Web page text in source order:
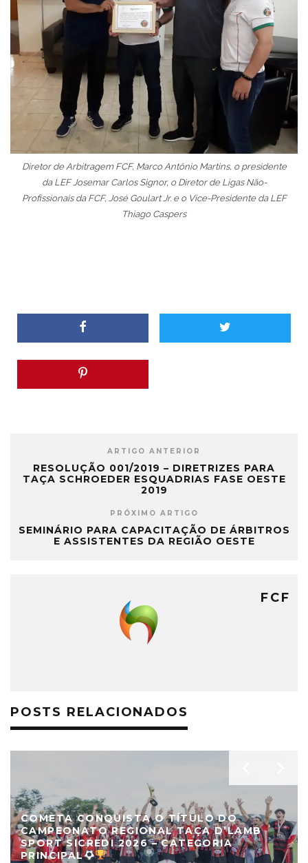
Diretor de Arbitragem FCF, Marco Antônio Martins, o presidente
da LEF Josemar Carlos Signor, o Diretor de Ligas Não-
Profissionais da FCF, José Goulart Jr. e o Vice-Presidente da LEF
Thiago Caspers
ARTIGO ANTERIOR
RESOLUÇÃO 001/2019 – DIRETRIZES PARA
TAÇA SCHROEDER ESQUADRIAS FASE OESTE
2019
PRÓXIMO ARTIGO
SEMINÁRIO PARA CAPACITAÇÃO DE ÁRBITROS
E ASSISTENTES DA REGIÃO OESTE
FCF
POSTS RELACIONADOS
COMETA CONQUISTA O TÍTULO DO
CAMPEONATO REGIONAL TAÇA D’LAMB
SPORT SICREDI 2026 – CATEGORIA
PRINCIPAL